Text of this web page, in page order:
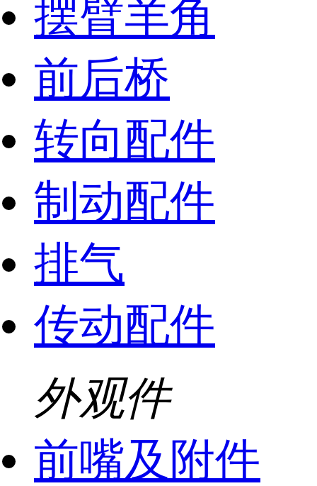
摆臂羊角
前后桥
转向配件
制动配件
排气
传动配件
外观件
前嘴及附件